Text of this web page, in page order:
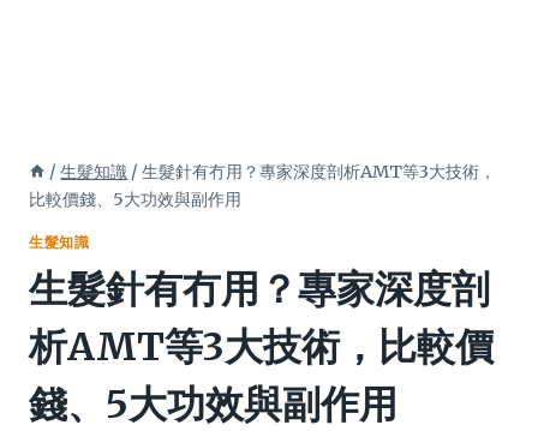
/ 生髮知識 / 生髮針有冇用？專家深度剖析AMT等3大技術，
比較價錢、5大功效與副作用
生髮知識
生髮針有冇用？專家深度剖
析AMT等3大技術，比較價
錢、5大功效與副作用